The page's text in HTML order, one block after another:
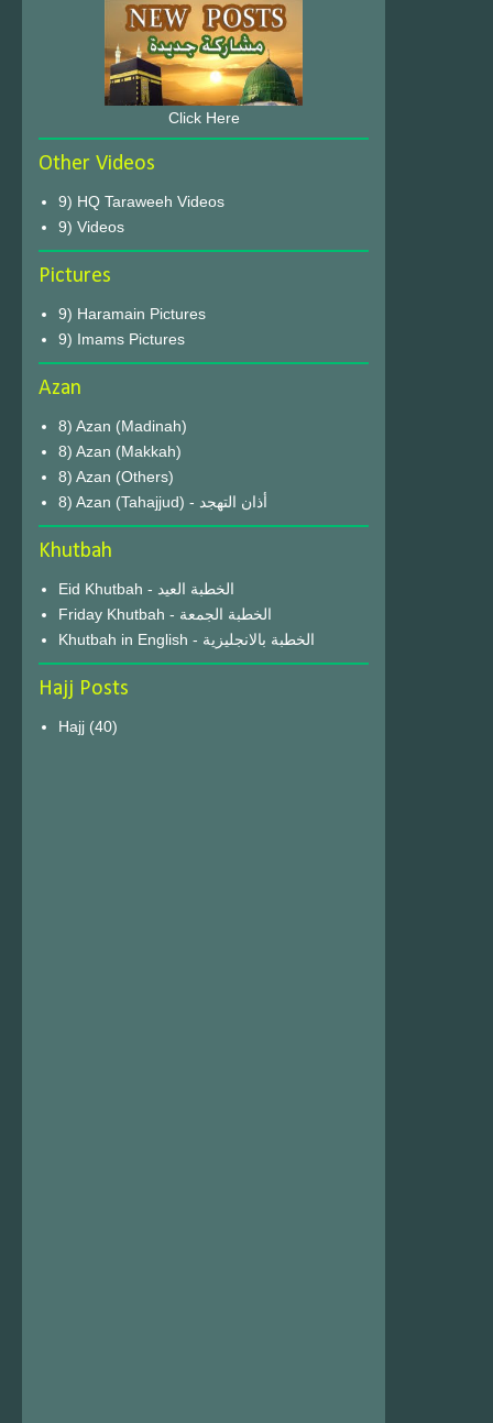
Click Here
Other Videos
9) HQ Taraweeh Videos
9) Videos
Pictures
9) Haramain Pictures
9) Imams Pictures
Azan
8) Azan (Madinah)
8) Azan (Makkah)
8) Azan (Others)
8) Azan (Tahajjud) - أذان التهجد
Khutbah
Eid Khutbah - الخطبة العيد
Friday Khutbah - الخطبة الجمعة
Khutbah in English - الخطبة بالانجليزية
Hajj Posts
Hajj (40)